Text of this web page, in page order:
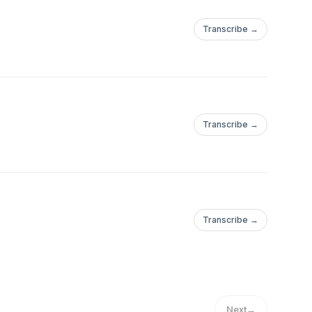
Transcribe →
Transcribe →
Transcribe →
Next→